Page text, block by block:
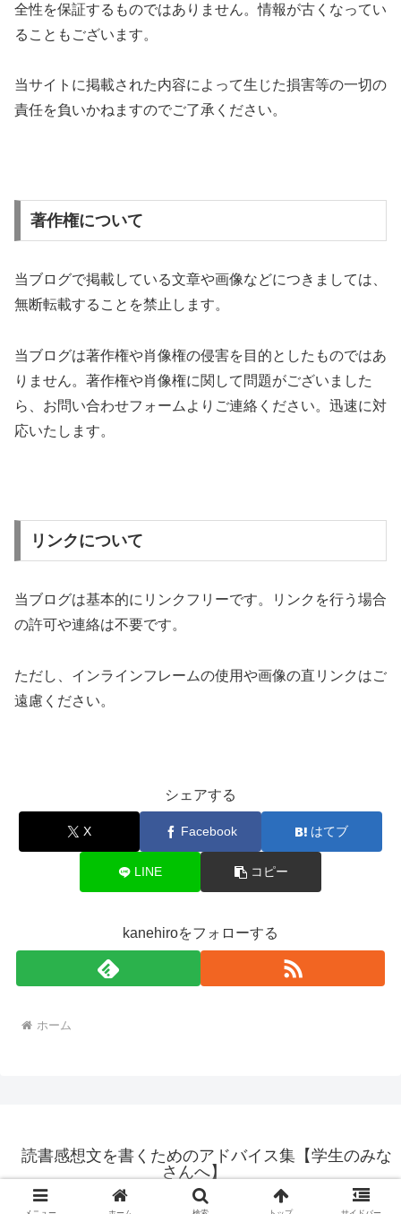
全性を保証するものではありません。情報が古くなってい
ることもございます。
当サイトに掲載された内容によって生じた損害等の一切の
責任を負いかねますのでご了承ください。
著作権について
当ブログで掲載している文章や画像などにつきましては、
無断転載することを禁止します。
当ブログは著作権や肖像権の侵害を目的としたものではあ
りません。著作権や肖像権に関して問題がございました
ら、お問い合わせフォームよりご連絡ください。迅速に対
応いたします。
リンクについて
当ブログは基本的にリンクフリーです。リンクを行う場合
の許可や連絡は不要です。
ただし、インラインフレームの使用や画像の直リンクはご
遠慮ください。
シェアする
X Facebook はてブ
LINE コピー
kanehiroをフォローする
ホーム
読書感想文を書くためのアドバイス集【学生のみな
さんへ】
© 2024 読書感想文を書くためのアドバイス集【学生のみなさんへ】.